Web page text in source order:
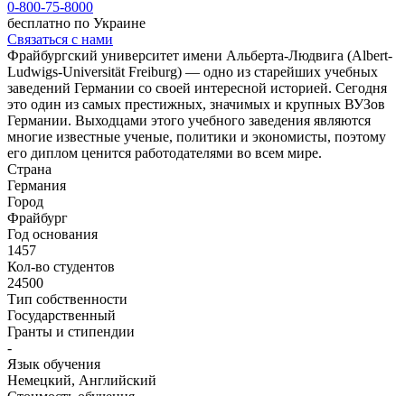
0-800-75-8000
бесплатно по Украине
Связаться с нами
Фрайбургский университет имени Альберта-Людвига (Albert-
Ludwigs-Universität Freiburg) — одно из старейших учебных
заведений Германии со своей интересной историей. Сегодня
это один из самых престижных, значимых и крупных ВУЗов
Германии. Выходцами этого учебного заведения являются
многие известные ученые, политики и экономисты, поэтому
его диплом ценится работодателями во всем мире.
Страна
Германия
Город
Фрайбург
Год основания
1457
Кол-во студентов
24500
Тип собственности
Государственный
Гранты и стипендии
-
Язык обучения
Немецкий, Английский